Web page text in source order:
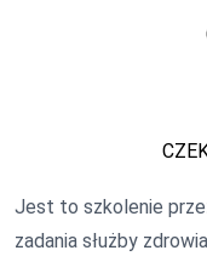
Jest to szkolenie
zadania służby